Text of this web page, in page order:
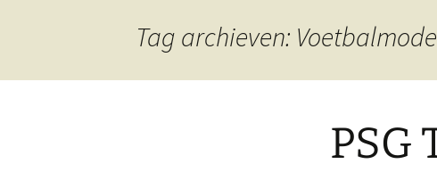
Tag archieven: Voetbalmode
PSG